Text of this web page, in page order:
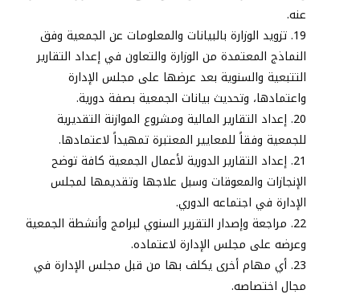
عنه.
تزويد الوزارة بالبيانات والمعلومات عن الجمعية وفق
النماذج المعتمدة من الوزارة والتعاون في إعداد التقارير
التتبعية والسنوية بعد عرضها على مجلس الإدارة
واعتمادها، وتحديث بيانات الجمعية بصفة دورية.
إعداد التقارير المالية ومشروع الموازنة التقديرية
للجمعية وفقاً للمعايير المعتبرة تمهيداً لاعتمادها.
إعداد التقارير الدورية لأعمال الجمعية كافة توضح
الإنجازات والمعوقات وسبل علاجها وتقديمها لمجلس
الإدارة في اجتماعه الدوري.
مراجعة وإصدار التقرير السنوي لبرامج وأنشطة الجمعية
وعرضه على مجلس الإدارة لاعتماده.
أي مهام أخرى يكلف بها من قبل مجلس الإدارة في
مجال اختصاصه.